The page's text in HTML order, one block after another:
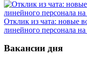
Отклик из чата: новые
линейного персонала на
Вакансии дня